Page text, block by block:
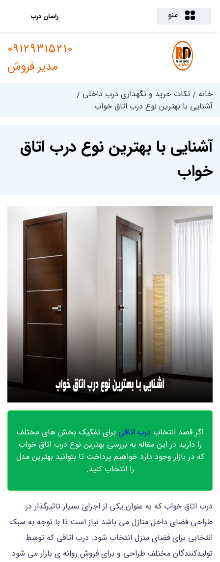
منو راسان درب
09129315210
مدیر فروش
خانه
نکات خرید و نگهداری درب داخلی
آشنایی با بهترین نوع درب اتاق خواب
آشنایی با بهترین نوع درب اتاق
خواب
اگر قصد انتخاب درب اتاقی برای تفکیک بخش های مختلف
را دارید در این مقاله به بررسی بهترین نوع درب اتاق خواب
که در بازار وجود دارد خواهیم پرداخت تا بتوانید بهترین مدل
را انتخاب کنید.
درب اتاق خواب که به عنوان یکی از اجزای بسیار تاثیرگذار در
طراحی فضای داخل منازل می باشد نیاز است تا با توجه به سبک
انتخابی برای فضای منزل انتخاب شود. درب اتاقی که توسط
تولیدکنندگان مختلف طراحی و برای فروش روانه ی بازار می شود